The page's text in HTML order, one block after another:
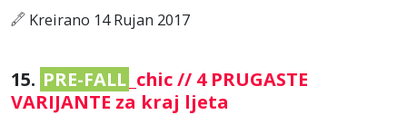
Kreirano 14 Rujan 2017
15. PRE-FALL _chic // 4 PRUGASTE
VARIJANTE za kraj ljeta